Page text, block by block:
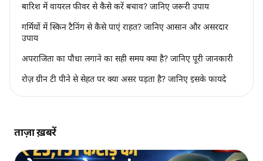
बारिश में वायरल फीवर से कैसे करें बचाव? जानिए जरूरी उपाय
गर्मियों में स्किन टैनिंग से कैसे पाएं राहत? जानिए आसान और असरदार
उपाय
अपराजिता का पौधा लगाने का सही समय क्या है? जानिए पूरी जानकारी
रोज़ ग्रीन टी पीने से सेहत पर क्या असर पड़ता है? जानिए इसके फायदे
ताज़ा ख़बरें